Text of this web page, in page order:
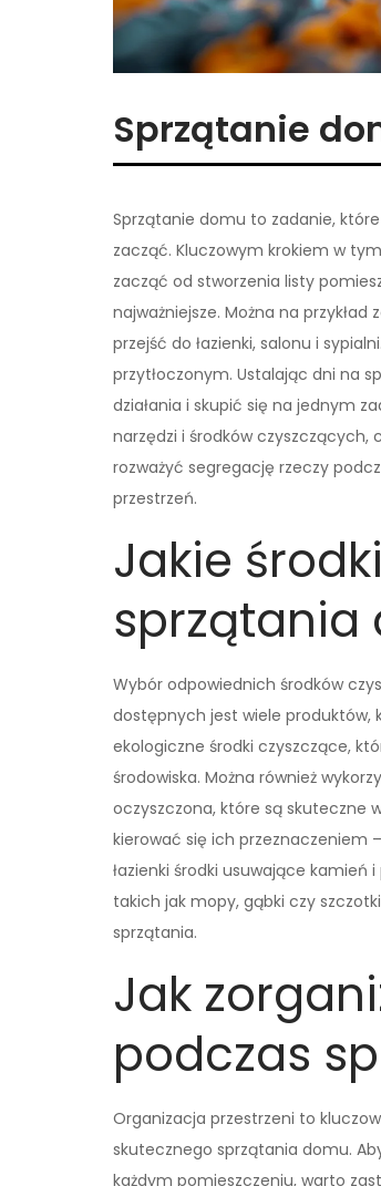
Sprzątanie
Sprzątanie domu to zadanie,
zacząć. Kluczowym krokiem w
zacząć od stworzenia listy
najważniejsze. Można na
przejść do łazienki, salonu i
przytłoczonym. Ustalając dni na
działania i skupić się na jednym
narzędzi i środków czyszczących,
rozważyć segregację rzeczy
przestrzeń.
Jakie
sprzątania
Wybór odpowiednich środków
dostępnych jest wiele produktów,
ekologiczne środki czyszczące,
środowiska. Można również
oczyszczona, które są skuteczne
kierować się ich przeznaczeniem
łazienki środki usuwające
takich jak mopy, gąbki czy
sprzątania.
Jak
podczas
Organizacja przestrzeni to
skutecznego sprzątania domu.
każdym pomieszczeniu, warto